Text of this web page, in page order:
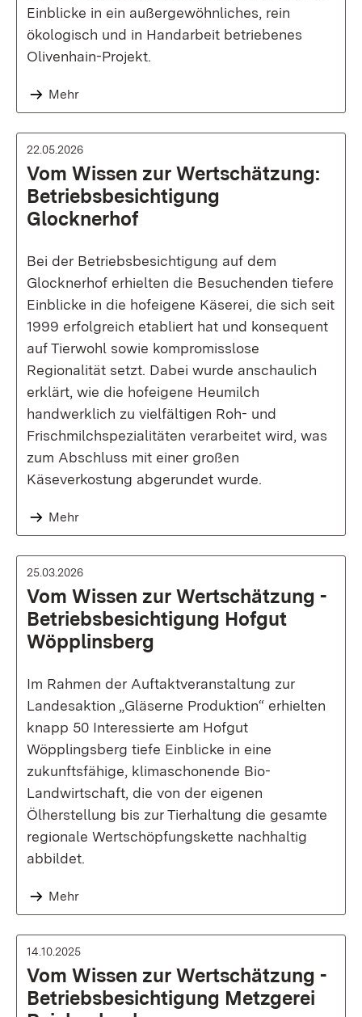
Einblicke in ein außergewöhnliches, rein
ökologisch und in Handarbeit betriebenes
Olivenhain-Projekt.
Mehr
22.05.2026
Vom Wissen zur Wertschätzung:
Betriebsbesichtigung
Glocknerhof
Bei der Betriebsbesichtigung auf dem
Glocknerhof erhielten die Besuchenden tiefere
Einblicke in die hofeigene Käserei, die sich seit
1999 erfolgreich etabliert hat und konsequent
auf Tierwohl sowie kompromisslose
Regionalität setzt. Dabei wurde anschaulich
erklärt, wie die hofeigene Heumilch
handwerklich zu vielfältigen Roh- und
Frischmilchspezialitäten verarbeitet wird, was
zum Abschluss mit einer großen
Käseverkostung abgerundet wurde.
Mehr
25.03.2026
Vom Wissen zur Wertschätzung -
Betriebsbesichtigung Hofgut
Wöpplinsberg
Im Rahmen der Auftaktveranstaltung zur
Landesaktion „Gläserne Produktion“ erhielten
knapp 50 Interessierte am Hofgut
Wöpplingsberg tiefe Einblicke in eine
zukunftsfähige, klimaschonende Bio-
Landwirtschaft, die von der eigenen
Ölherstellung bis zur Tierhaltung die gesamte
regionale Wertschöpfungskette nachhaltig
abbildet.
Mehr
14.10.2025
Vom Wissen zur Wertschätzung -
Betriebsbesichtigung Metzgerei